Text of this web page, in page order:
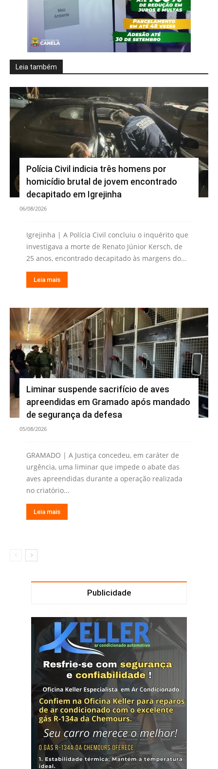
Leia também
Polícia Civil indicia três homens por
homicídio brutal de jovem encontrado
decapitado em Igrejinha
06/08/2026
Igrejinha | A Polícia Civil concluiu o inquérito que
investigava a morte de Renato Júnior Kersch, de
25 anos, encontrado decapitado às margens do...
Leia mais
Liminar suspende sacrifício de aves
apreendidas em Gramado após mandado
de segurança da defesa
05/08/2026
GRAMADO | A Justiça concedeu, em caráter de
urgência, uma liminar que impede o abate das
aves apreendidas durante a operação realizada
no criatório...
Leia mais
Publicidade